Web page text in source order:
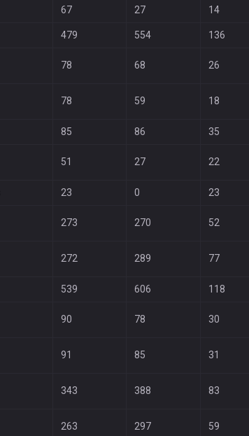
67 27 14
479 554 136
78 68 26
78 59 18
85 86 35
51 27 22
23 0 23
273 270 52
272 289 77
539 606 118
90 78 30
91 85 31
343 388 83
263 297 59